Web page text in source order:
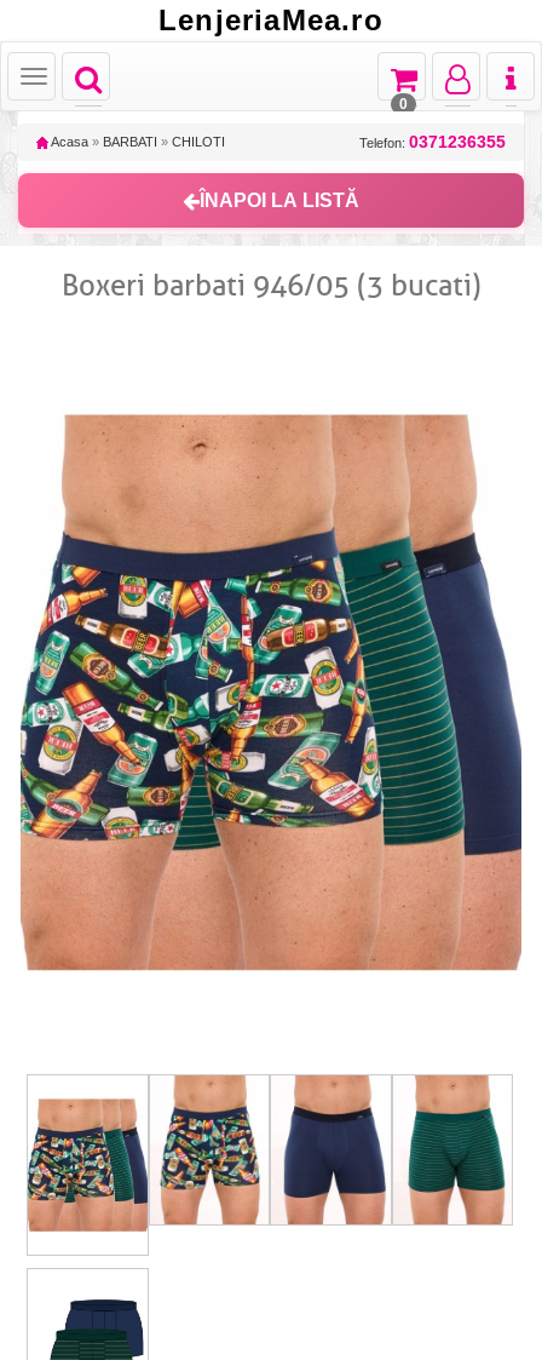
LenjeriaMea.ro
Toggle
navigation
Toggle
Toggle
navigation
Toggle
navigation
Toggle
navigation
0
Acasa » BARBATI » CHILOTI Telefon: 0371236355
ÎNAPOI LA LISTĂ
Boxeri barbati 946/05 (3 bucati)